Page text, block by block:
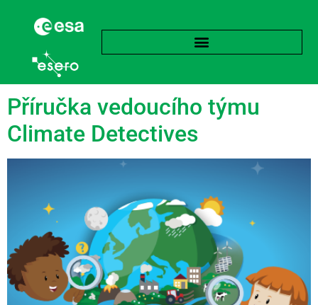
language:Angličtina
Příručka vedoucího týmu
Climate Detectives